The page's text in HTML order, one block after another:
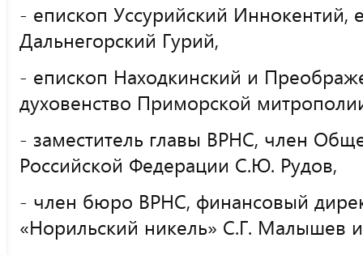
- епископ Уссурийский Иннокентий,
Дальнегорский Гурий,
- епископ Находкинский и
духовенство Приморской
- заместитель главы ВРНС, член
Российской Федерации С.Ю. Рудов,
- член бюро ВРНС, финансовый
«Норильский никель» С.Г. Малышев и